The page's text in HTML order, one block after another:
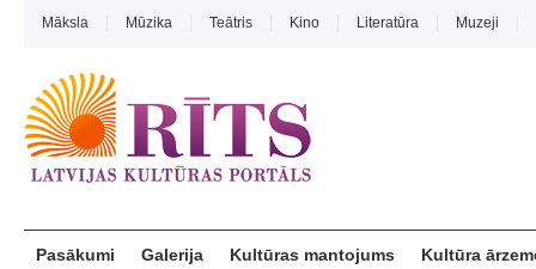
Māksla Mūzika Teātris Kino Literatūra Muzeji
Pasākumi Galerija Kultūras mantojums Kultūra